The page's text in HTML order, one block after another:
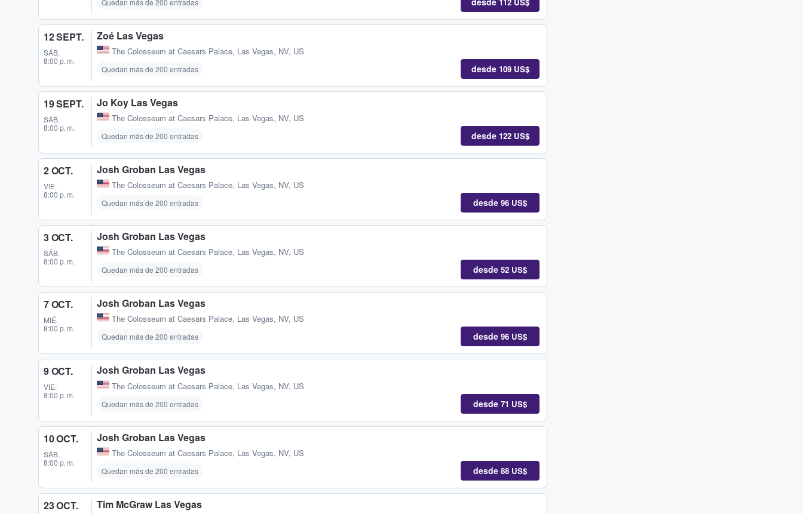
Quedan más de 200 entradas
12 SEPT.
SÁB.
8:00 p. m.
Zoé Las Vegas
The Colosseum at Caesars Palace, Las Vegas, NV, US
Quedan más de 200 entradas desde 109 US$
19 SEPT.
SÁB.
8:00 p. m.
Jo Koy Las Vegas
The Colosseum at Caesars Palace, Las Vegas, NV, US
Quedan más de 200 entradas desde 122 US$
2 OCT.
VIE.
8:00 p. m.
Josh Groban Las Vegas
The Colosseum at Caesars Palace, Las Vegas, NV, US
Quedan más de 200 entradas desde 96 US$
3 OCT.
SÁB.
8:00 p. m.
Josh Groban Las Vegas
The Colosseum at Caesars Palace, Las Vegas, NV, US
Quedan más de 200 entradas desde 52 US$
7 OCT.
MIÉ.
8:00 p. m.
Josh Groban Las Vegas
The Colosseum at Caesars Palace, Las Vegas, NV, US
Quedan más de 200 entradas desde 96 US$
9 OCT.
VIE.
8:00 p. m.
Josh Groban Las Vegas
The Colosseum at Caesars Palace, Las Vegas, NV, US
Quedan más de 200 entradas desde 71 US$
10 OCT.
SÁB.
8:00 p. m.
Josh Groban Las Vegas
The Colosseum at Caesars Palace, Las Vegas, NV, US
Quedan más de 200 entradas desde 88 US$
23 OCT. Tim McGraw Las Vegas